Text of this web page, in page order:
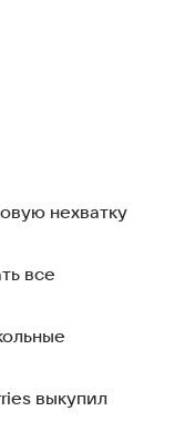
нехватку
все
выкупил